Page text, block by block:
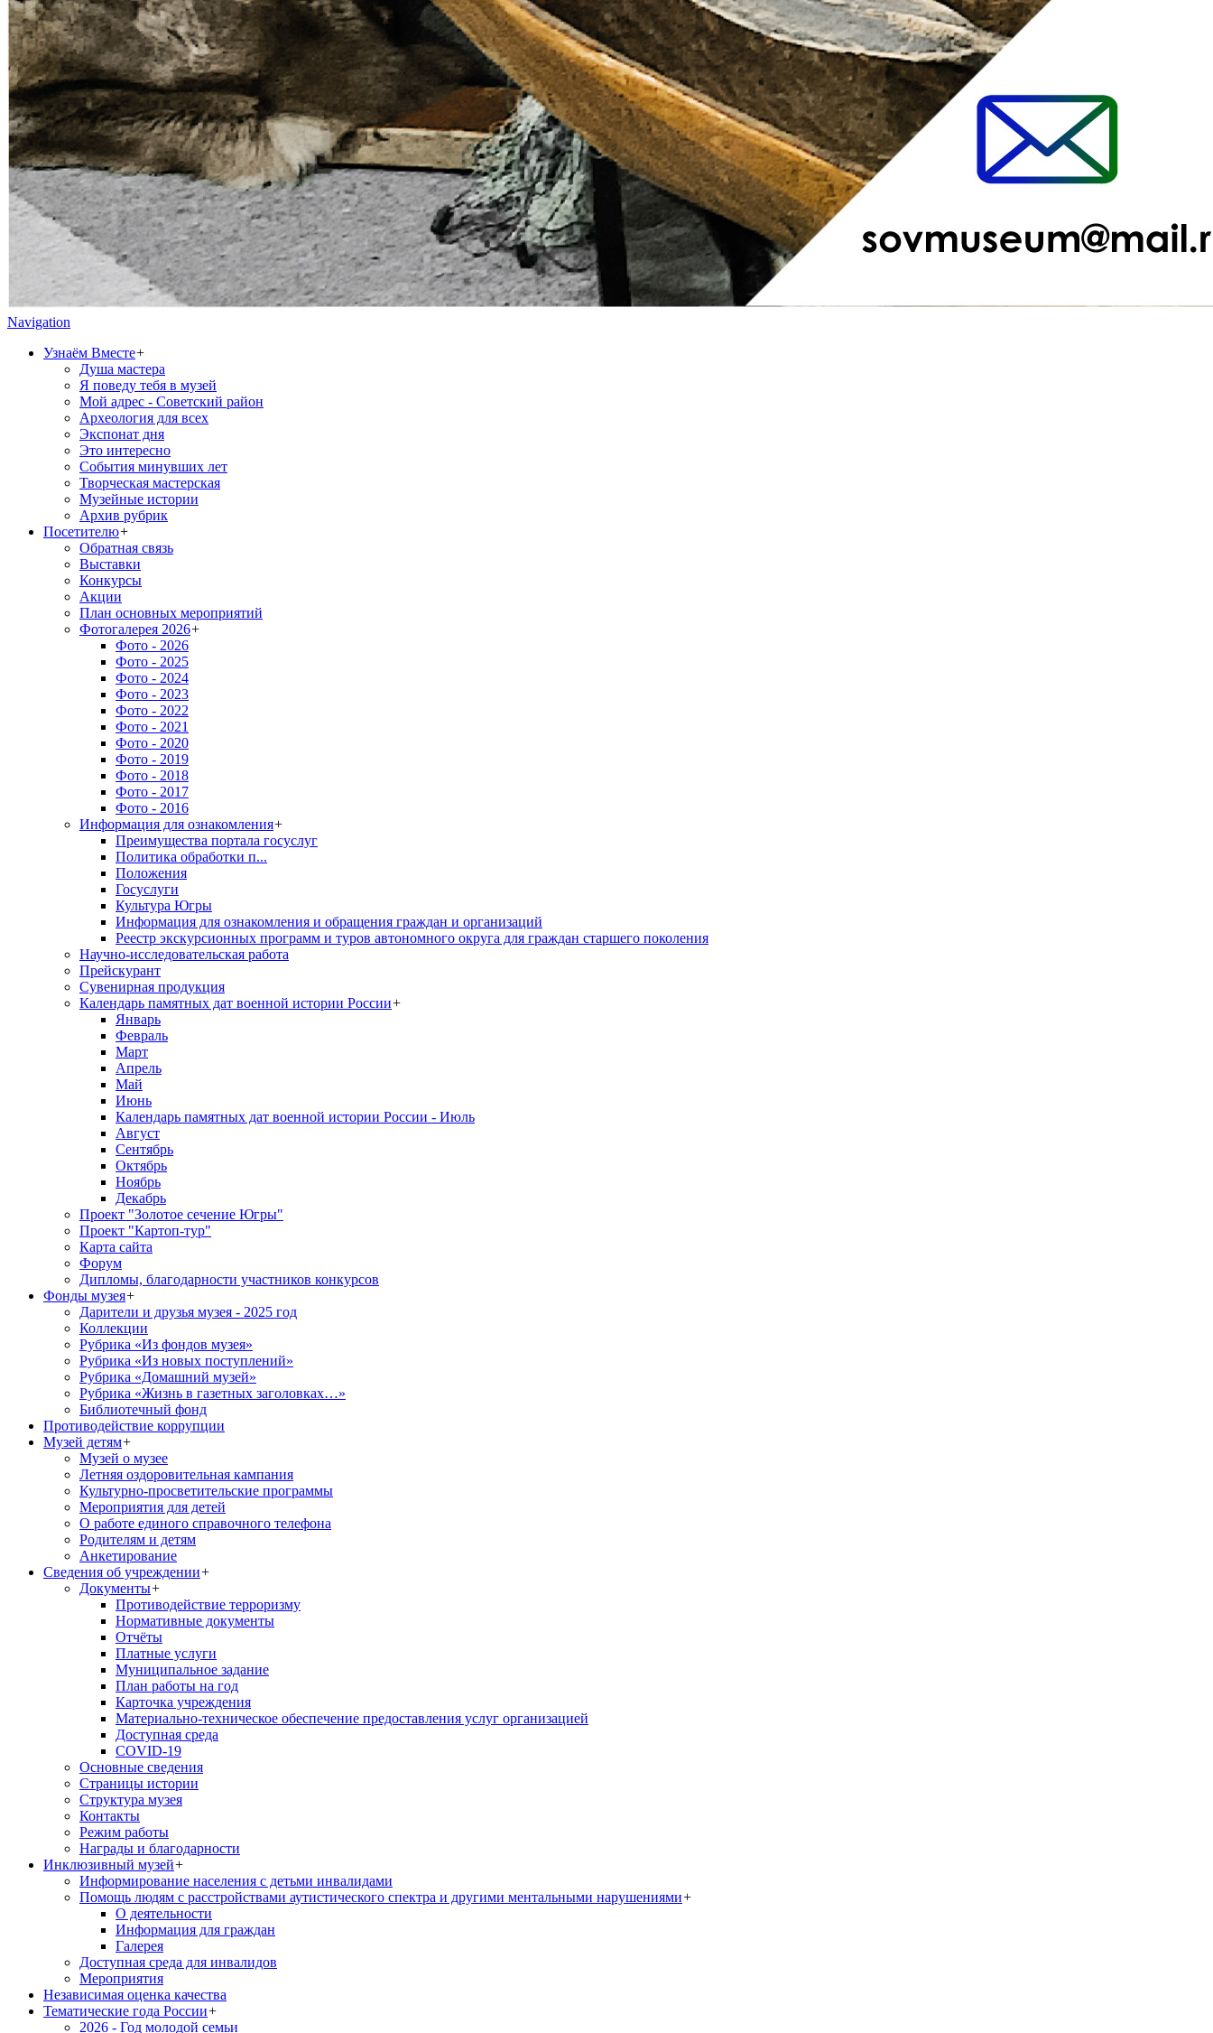
Navigation
Узнаём Вместе+
Душа мастера
Я поведу тебя в музей
Мой адрес - Советский район
Археология для всех
Экспонат дня
Это интересно
События минувших лет
Творческая мастерская
Музейные истории
Архив рубрик
Посетителю+
Обратная связь
Выставки
Конкурсы
Акции
План основных мероприятий
Фотогалерея 2026+
Фото - 2026
Фото - 2025
Фото - 2024
Фото - 2023
Фото - 2022
Фото - 2021
Фото - 2020
Фото - 2019
Фото - 2018
Фото - 2017
Фото - 2016
Информация для ознакомления+
Преимущества портала госуслуг
Политика обработки п...
Положения
Госуслуги
Культура Югры
Информация для ознакомления и обращения граждан и организаций
Реестр экскурсионных программ и туров автономного округа для граждан старшего поколения
Научно-исследовательская работа
Прейскурант
Сувенирная продукция
Календарь памятных дат военной истории России+
Январь
Февраль
Март
Апрель
Май
Июнь
Календарь памятных дат военной истории России - Июль
Август
Сентябрь
Октябрь
Ноябрь
Декабрь
Проект "Золотое сечение Югры"
Проект "Картоп-тур"
Карта сайта
Форум
Дипломы, благодарности участников конкурсов
Фонды музея+
Дарители и друзья музея - 2025 год
Коллекции
Рубрика «Из фондов музея»
Рубрика «Из новых поступлений»
Рубрика «Домашний музей»
Рубрика «Жизнь в газетных заголовках…»
Библиотечный фонд
Противодействие коррупции
Музей детям+
Музей о музее
Летняя оздоровительная кампания
Культурно-просветительские программы
Мероприятия для детей
О работе единого справочного телефона
Родителям и детям
Анкетирование
Сведения об учреждении+
Документы+
Противодействие терроризму
Нормативные документы
Отчёты
Платные услуги
Муниципальное задание
План работы на год
Карточка учреждения
Материально-техническое обеспечение предоставления услуг организацией
Доступная среда
COVID-19
Основные сведения
Страницы истории
Структура музея
Контакты
Режим работы
Награды и благодарности
Инклюзивный музей+
Информирование населения с детьми инвалидами
Помощь людям с расстройствами аутистического спектра и другими ментальными нарушениями+
О деятельности
Информация для граждан
Галерея
Доступная среда для инвалидов
Мероприятия
Независимая оценка качества
Тематические года России+
2026 - Год молодой семьи